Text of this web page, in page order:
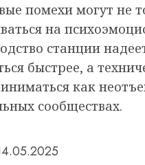
помехи могут не
на
станции
быстрее, а
как
сообществах.